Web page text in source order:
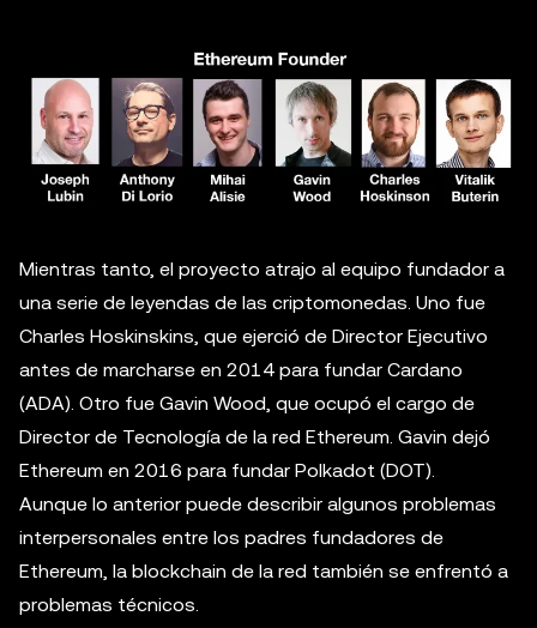
Mientras tanto, el proyecto atrajo al equipo fundador a
una serie de leyendas de las criptomonedas. Uno fue
Charles Hoskinskins, que ejerció de Director Ejecutivo
antes de marcharse en 2014 para fundar Cardano
(ADA). Otro fue Gavin Wood, que ocupó el cargo de
Director de Tecnología de la red Ethereum. Gavin dejó
Ethereum en 2016 para fundar Polkadot (DOT).
Aunque lo anterior puede describir algunos problemas
interpersonales entre los padres fundadores de
Ethereum, la blockchain de la red también se enfrentó a
problemas técnicos.